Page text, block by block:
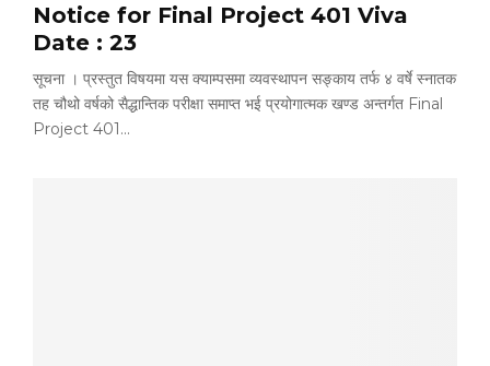
Notice for Final Project 401 Viva
Date : 23
सूचना । प्रस्तुत विषयमा यस क्याम्पसमा व्यवस्थापन सङ्काय तर्फ ४ वर्षे स्नातक
तह चौथो वर्षको सैद्धान्तिक परीक्षा समाप्त भई प्रयोगात्मक खण्ड अन्तर्गत Final
Project 401...